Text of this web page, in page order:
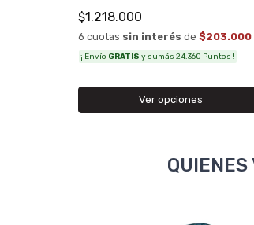
$1.218.000
6 cuotas sin interés de $203.000
¡ Envío GRATIS y sumás 24.360 Puntos !
Ver opciones